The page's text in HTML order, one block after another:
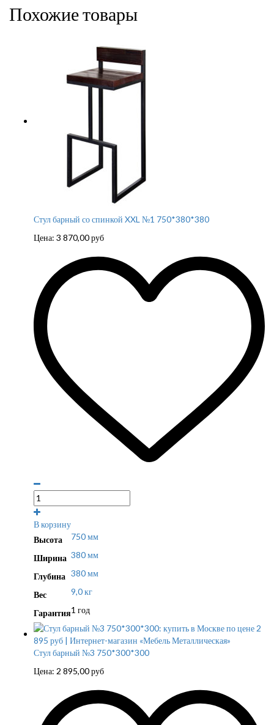
Похожие товары
Стул барный со спинкой XXL №1 750*380*380
Цена: 3 870,00руб
В корзину
Высота
750 мм
Ширина 380 мм
Глубина 380 мм
Вес 9,0 кг
Гарантия1 год
Стул барный №3 750*300*300
Цена: 2 895,00руб